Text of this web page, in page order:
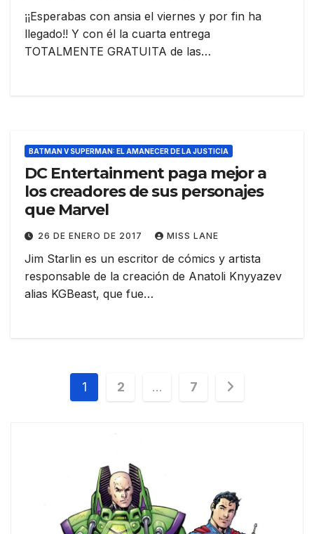
¡¡Esperabas con ansia el viernes y por fin ha
llegado!! Y con él la cuarta entrega
TOTALMENTE GRATUITA de las…
BATMAN V SUPERMAN: EL AMANECER DE LA JUSTICIA
DC Entertainment paga mejor a
los creadores de sus personajes
que Marvel
26 DE ENERO DE 2017 MISS LANE
Jim Starlin es un escritor de cómics y artista
responsable de la creación de Anatoli Knyyazev
alias KGBeast, que fue…
Paginación
1 2 … 7